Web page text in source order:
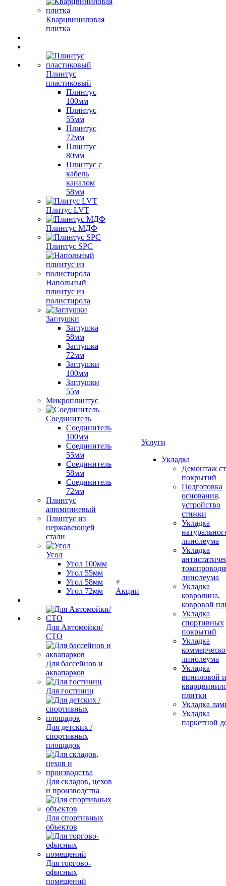
Кварцвиниловая
плитка
Плинтус
пластиковый
Плинтус
100мм
Плинтус
55мм
Плинтус
72мм
Плинтус
80мм
Плинтус с
кабель
каналом
58мм
Плитус LVT
Плинтус МДФ
Плинтус SPC
Напольный
плинтус из
полистирола
Заглушки
Заглушка
58мм
Заглушка
72мм
Заглушки
100мм
Заглушки
55м
Микроплинтус
Соединитель
Соединитель
100мм
Соединитель
55мм
Соединитель
58мм
Соединитель
72мм
Плинтус
алюминиевый
Плинтус из
нержавеющей
стали
Угол
Угол 100мм
Угол 55мм
Угол 58мм
Угол 72мм
Для Автомойки/
СТО
Для бассейнов и
аквапарков
Для гостиниц
Для детских /
спортивных
площадок
Для складов, цехов
и производства
Для спортивных
объектов
Для торгово-
офисных
помещений
Акции
Услуги
Укладка
Демонтаж
покрытий
Подготовка
основания,
устройство
стяжки
Укладка
линолеума
Укладка
линолеума
Укладка
ковролина,
ковровой
Укладка
спортивных
покрытий
Укладка
линолеума
Укладка
виниловой и
плитки
Укладка
Укладка
паркетной